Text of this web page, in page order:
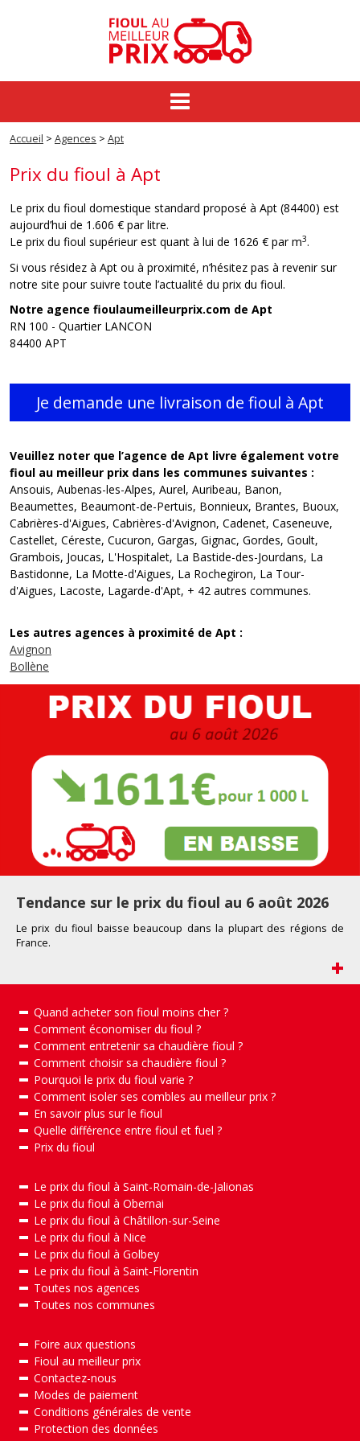
Accueil > Agences > Apt
Prix du fioul à Apt
Le prix du fioul domestique standard proposé à Apt (84400) est
aujourd’hui de 1.606 € par litre.
Le prix du fioul supérieur est quant à lui de 1626 € par m3.
Si vous résidez à Apt ou à proximité, n’hésitez pas à revenir sur
notre site pour suivre toute l’actualité du prix du fioul.
Notre agence fioulaumeilleurprix.com de Apt
RN 100 - Quartier LANCON
84400 APT
Veuillez noter que l’agence de Apt livre également votre
fioul au meilleur prix dans les communes suivantes :
Ansouis, Aubenas-les-Alpes, Aurel, Auribeau, Banon,
Beaumettes, Beaumont-de-Pertuis, Bonnieux, Brantes, Buoux,
Cabrières-d'Aigues, Cabrières-d'Avignon, Cadenet, Caseneuve,
Castellet, Céreste, Cucuron, Gargas, Gignac, Gordes, Goult,
Grambois, Joucas, L'Hospitalet, La Bastide-des-Jourdans, La
Bastidonne, La Motte-d'Aigues, La Rochegiron, La Tour-
d'Aigues, Lacoste, Lagarde-d'Apt, + 42 autres communes.
Les autres agences à proximité de Apt :
Avignon
Bollène
Tendance sur le prix du fioul au 6 août 2026
Le prix du fioul baisse beaucoup dans la plupart des régions de
France.
+
Quand acheter son fioul moins cher ?
Comment économiser du fioul ?
Comment entretenir sa chaudière fioul ?
Comment choisir sa chaudière fioul ?
Pourquoi le prix du fioul varie ?
Comment isoler ses combles au meilleur prix ?
En savoir plus sur le fioul
Quelle différence entre fioul et fuel ?
Prix du fioul
Le prix du fioul à Saint-Romain-de-Jalionas
Le prix du fioul à Obernai
Le prix du fioul à Châtillon-sur-Seine
Le prix du fioul à Nice
Le prix du fioul à Golbey
Le prix du fioul à Saint-Florentin
Toutes nos agences
Toutes nos communes
Foire aux questions
Fioul au meilleur prix
Contactez-nous
Modes de paiement
Conditions générales de vente
Protection des données